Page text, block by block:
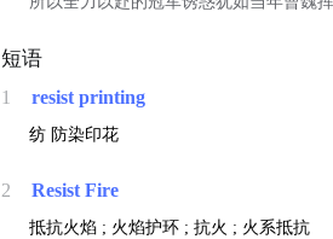
短语
1 resist printing
纺 防染印花
2 Resist Fire
抵抗火焰 ; 火焰护环 ; 抗火 ; 火系抵抗